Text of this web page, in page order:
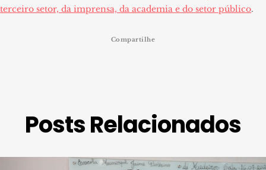
terceiro setor, da imprensa, da academia e do setor público.
Compartilhe
Posts Relacionados